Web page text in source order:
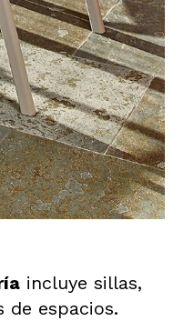
incluye sillas,
de espacios.